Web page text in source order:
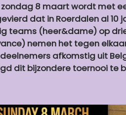
8 maart wordt met
dat in Roerdalen al 10
teams (heer&dame) op
nemen het tegen
afkomstig uit
dit bijzondere toernooi te